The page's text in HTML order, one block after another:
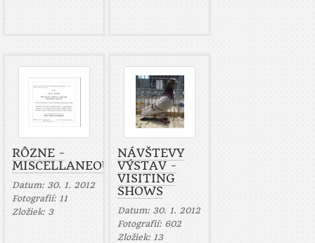
RÔZNE -
MISCELLANEOUS
Datum: 30. 1. 2012
Fotografií: 11
Zložiek: 3
NÁVŠTEVY
VÝSTAV -
VISITING
SHOWS
Datum: 30. 1. 2012
Fotografií: 602
Zložiek: 13